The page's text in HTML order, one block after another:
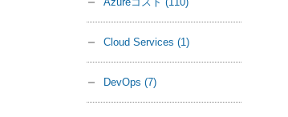
Cloud Services (1)
DevOps (7)